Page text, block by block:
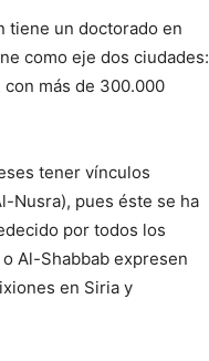
tiene un doctorado en
como eje dos ciudades:
con más de 300.000
tener vínculos
Nusra), pues éste se ha
por todos los
Al-Shabbab expresen
en Siria y